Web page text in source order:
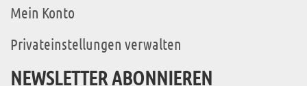
Mein Konto
Privateinstellungen verwalten
NEWSLETTER ABONNIEREN